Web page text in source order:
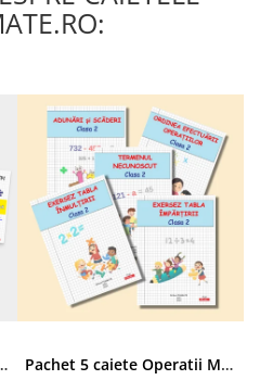
copii - peste 340 pagini Pachet 5 caiete Operatii Matematice clasa 2 pentru copii - peste 316 pagini